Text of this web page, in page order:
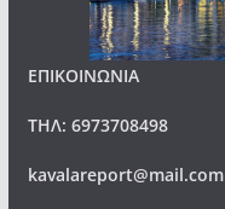
ΕΠΙΚΟΙΝΩΝΙΑ
ΤΗΛ: 6973708498
kavalareport@mail.com